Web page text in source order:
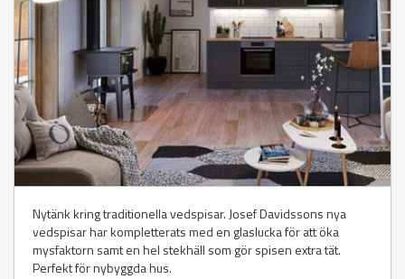
Nytänk kring traditionella vedspisar. Josef Davidssons nya
vedspisar har kompletterats med en glaslucka för att öka
mysfaktorn samt en hel stekhäll som gör spisen extra tät.
Perfekt för nybyggda hus.